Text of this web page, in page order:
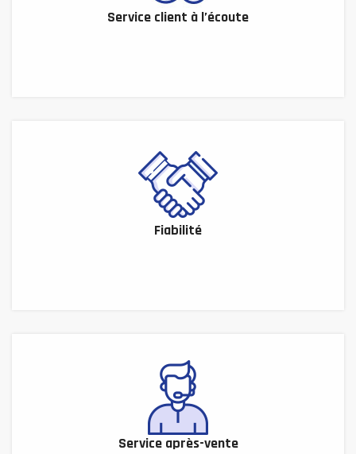
Service client à l’écoute
Fiabilité
Service après-vente